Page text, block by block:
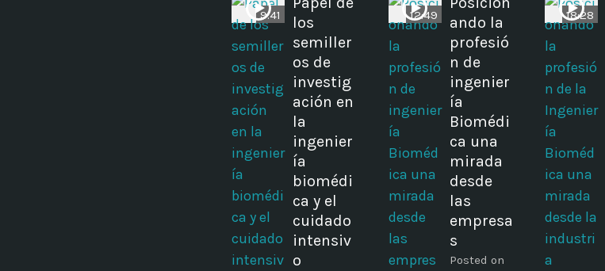
9:41
los
semiller
os de
investig
ación en
la
ingenier
ía
biomédi
ca y el
cuidado
intensiv
o
12:49
ando la
profesió
n de
ingenier
ía
Biomédi
ca una
mirada
desde
las
empresa
s
Posted on
18:28